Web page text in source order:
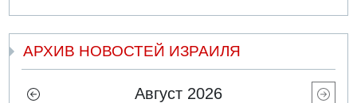
АРХИВ НОВОСТЕЙ ИЗРАИЛЯ
Август 2026